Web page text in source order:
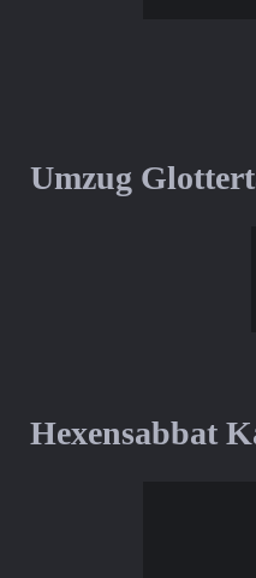
Umzug
Hexensabbat